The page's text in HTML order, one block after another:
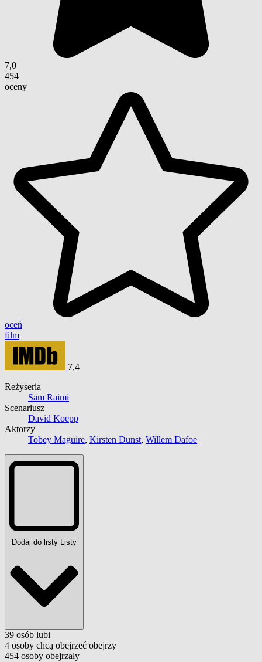
7,0
454
oceny
oceń
film
7,4
Reżyseria
Sam Raimi
Scenariusz
David Koepp
Aktorzy
Tobey Maguire, Kirsten Dunst, Willem Dafoe
Dodaj do listy Listy
39 osób lubi
4 osoby chcą obejrzeć obejrzy
454 osoby obejrzały